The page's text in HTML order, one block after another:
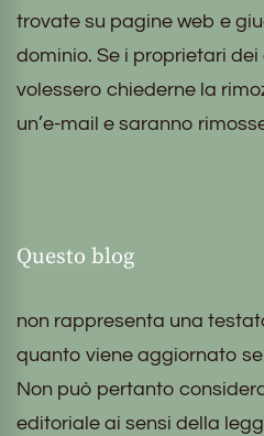
trovate su pagine web e
dominio. Se i proprietari
volessero chiederne la
un’e-mail e saranno
Questo blog
non rappresenta una
quanto viene aggiornato
Non può pertanto
editoriale ai sensi della